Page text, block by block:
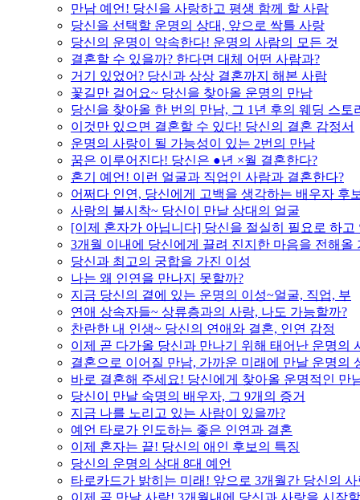
만남 예언! 당신을 사랑하고 평생 함께 할 사람
당신을 선택할 운명의 상대, 앞으로 싹틀 사랑
당신의 운명이 약속한다! 운명의 사람의 모든 것
결혼할 수 있을까? 한다면 대체 어떤 사람과?
거기 있었어? 당신과 상상 결혼까지 해본 사람
꽃길만 걸어요~ 당신을 찾아올 운명의 만남
당신을 찾아올 한 번의 만남, 그 1년 후의 웨딩 스토
이것만 있으면 결혼할 수 있다! 당신의 결혼 감정서
운명의 사랑이 될 가능성이 있는 2번의 만남
꿈은 이루어진다! 당신은 ●년 ×월 결혼한다?
혼기 예언! 이런 얼굴과 직업인 사람과 결혼한다?
어쩌다 인연, 당신에게 고백을 생각하는 배우자 후보
사랑의 불시착~ 당신이 만날 상대의 얼굴
[이제 혼자가 아닙니다] 당신을 절실히 필요로 하고
3개월 이내에 당신에게 끌려 진지한 마음을 전해올
당신과 최고의 궁합을 가진 이성
나는 왜 인연을 만나지 못할까?
지금 당신의 곁에 있는 운명의 이성~얼굴, 직업, 부
연애 상속자들~ 상류층과의 사랑, 나도 가능할까?
찬란한 내 인생~ 당신의 연애와 결혼, 인연 감정
이제 곧 다가올 당신과 만나기 위해 태어난 운명의
결혼으로 이어질 만남, 가까운 미래에 만날 운명의
바로 결혼해 주세요! 당신에게 찾아올 운명적인 만
당신이 만날 숙명의 배우자, 그 9개의 증거
지금 나를 노리고 있는 사람이 있을까?
예언 타로가 인도하는 좋은 인연과 결혼
이제 혼자는 끝! 당신의 애인 후보의 특징
당신의 운명의 상대 8대 예언
타로카드가 밝히는 미래! 앞으로 3개월간 당신의
이제 곧 만날 사람! 3개월내에 당신과 사랑을 시작